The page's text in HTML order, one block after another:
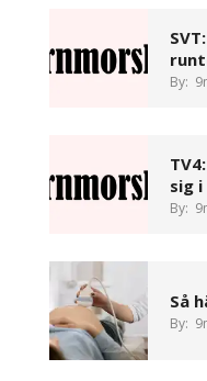
By:
sig
By:
Så
By: